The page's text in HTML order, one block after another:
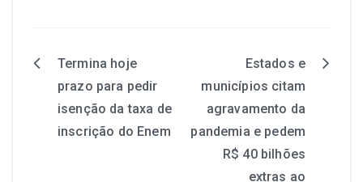
Termina hoje
prazo para pedir
isenção da taxa de
inscrição do Enem
Estados e
municípios citam
agravamento da
pandemia e pedem
R$ 40 bilhões
extras ao